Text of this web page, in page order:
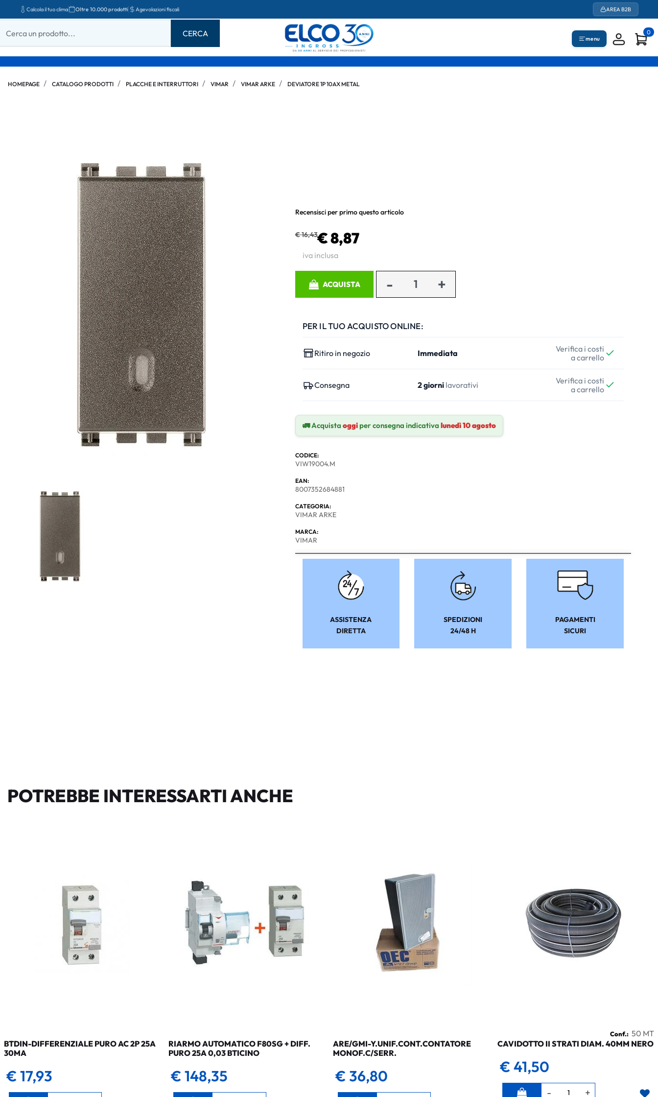
Calcola il tuo clima Oltre 10.000 prodotti Agevolazioni fiscali AREA B2B
menu
0
HOMEPAGE CATALOGO PRODOTTI PLACCHE E INTERRUTTORI VIMAR VIMAR ARKE DEVIATORE 1P 10AX METAL
Recensisci per primo questo articolo
€ 16,43€ 8,87
iva inclusa
ACQUISTA
PER IL TUO ACQUISTO ONLINE:
Ritiro in negozio Immediata
Verifica i costi
a carrello
Consegna 2 giornilavorativi
Verifica i costi
a carrello
🚛 Acquista oggiper consegna indicativa lunedì 10 agosto
CODICE:
VIW19004.M
EAN:
8007352684881
CATEGORIA:
VIMAR ARKE
MARCA:
VIMAR
ASSISTENZA
DIRETTA
SPEDIZIONI
24/48 H
PAGAMENTI
SICURI
POTREBBE INTERESSARTI ANCHE
BTDIN-DIFFERENZIALE PURO AC 2P 25A
30MA
€ 17,93
RIARMO AUTOMATICO F80SG + DIFF.
PURO 25A 0,03 BTICINO
€ 148,35
ARE/GMI-Y.UNIF.CONT.CONTATORE
MONOF.C/SERR.
€ 36,80
Conf.: 50 MT
CAVIDOTTO II STRATI DIAM. 40MM NERO
€ 41,50
Quantità